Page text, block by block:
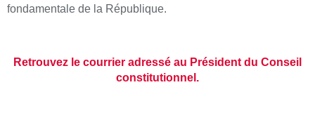
fondamentale de la République.
Retrouvez le courrier adressé au Président du Conseil
constitutionnel.